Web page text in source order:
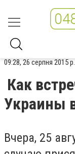
09:28, 26 серпня 2015 р.
Как
Украины
Вчера, 25